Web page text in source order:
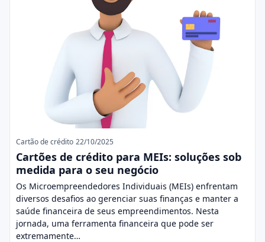
Cartão de crédito 22/10/2025
Cartões de crédito para MEIs: soluções sob
medida para o seu negócio
Os Microempreendedores Individuais (MEIs) enfrentam
diversos desafios ao gerenciar suas finanças e manter a
saúde financeira de seus empreendimentos. Nesta
jornada, uma ferramenta financeira que pode ser
extremamente…